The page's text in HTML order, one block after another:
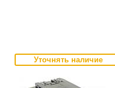
Уточнять наличие